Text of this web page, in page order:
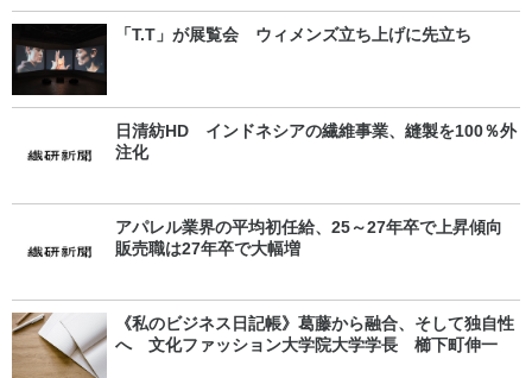
「T.T」が展覧会 ウィメンズ立ち上げに先立ち
日清紡HD インドネシアの繊維事業、縫製を100％外
注化
アパレル業界の平均初任給、25～27年卒で上昇傾向
販売職は27年卒で大幅増
《私のビジネス日記帳》葛藤から融合、そして独自性
へ 文化ファッション大学院大学学長 櫛下町伸一